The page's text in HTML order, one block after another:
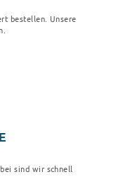
bestellen. Unsere
sind wir schnell